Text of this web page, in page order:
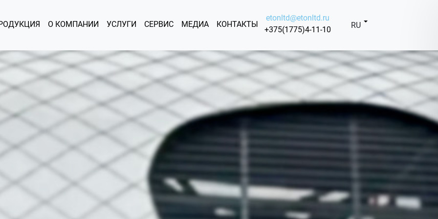
О КОМПАНИИ УСЛУГИ СЕРВИС МЕДИА КОНТАКТЫ
etonltd@etonltd.ru
+375(1775)4-11-10
RU